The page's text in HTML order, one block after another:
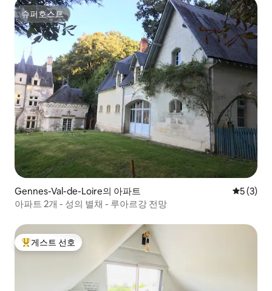
슈퍼호스트
슈퍼호스트
Gennes-Val-de-Loire의 아파트 평점 5점
5 (3)
아파트 2개 - 성의 별채 - 루아르강 전망
상위 게스트 선호
게스트 선호